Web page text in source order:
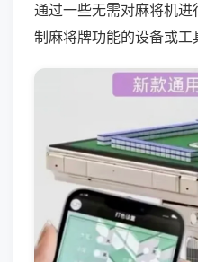
通过一些无需对麻将机
制麻将牌功能的设备或工